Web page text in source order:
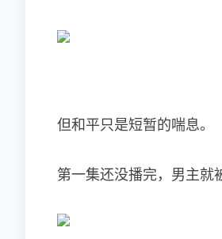
但和平只是短暂的喘息。
第一集还没播完，男主就